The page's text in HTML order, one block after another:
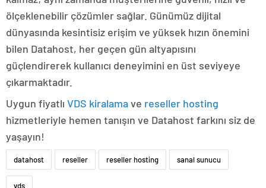
ölçeklenebilir çözümler sağlar. Günümüz dijital
dünyasında kesintisiz erişim ve yüksek hızın önemini
bilen Datahost, her geçen gün altyapısını
güçlendirerek kullanıcı deneyimini en üst seviyeye
çıkarmaktadır.
Uygun fiyatlı VDS kiralamave reseller hosting
hizmetleriyle hemen tanışın ve Datahost farkını siz de
yaşayın!
datahost reseller reseller hosting sanal sunucu
vds